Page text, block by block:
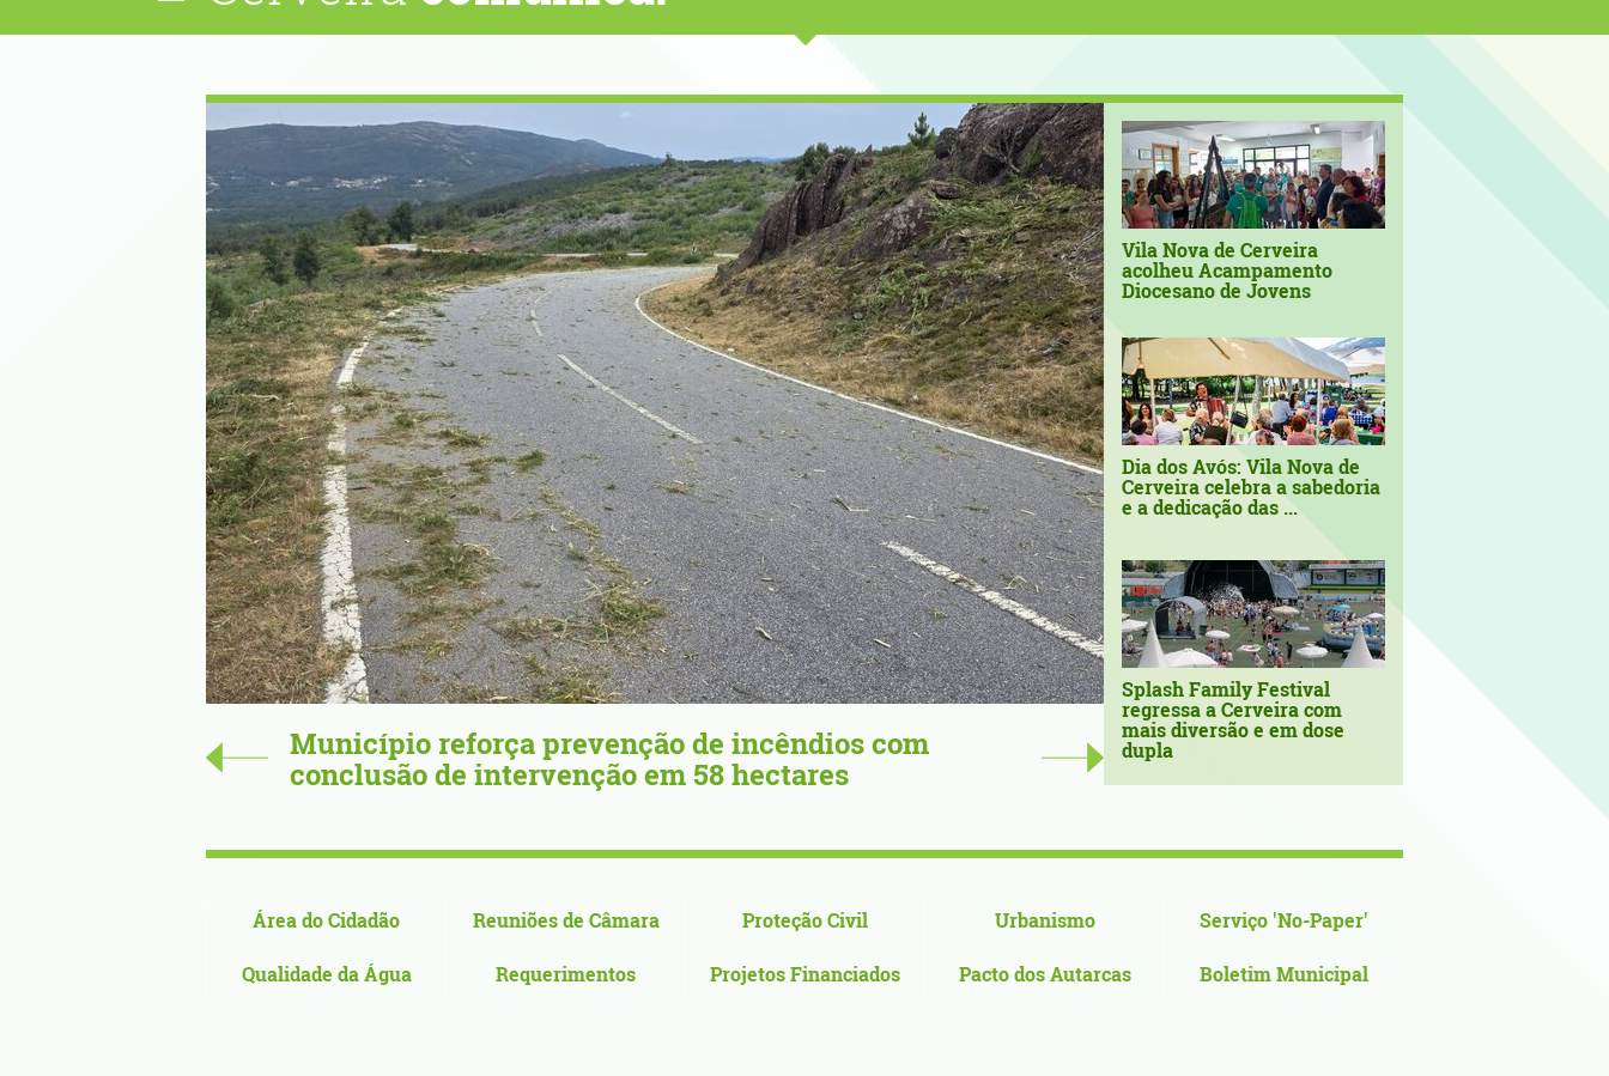
67,34 metros de orgulho: Flor Deniz Ruiz projeta Vila
Nova de Cerveira no ...
‘Sons no Terreiro’ continuam
verão em Vila Nova de
Vila Nova de Cerveira
acolheu Acampamento
Diocesano de Jovens
Dia dos Avós: Vila Nova de
Cerveira celebra a sabedoria
e a dedicação das ...
Splash Family Festival
regressa a Cerveira com
mais diversão e em dose
dupla
Área do Cidadão Reuniões de Câmara Proteção Civil Urbanismo Serviço 'No-Paper'
Qualidade da Água Requerimentos Projetos Financiados Pacto dos Autarcas Boletim Municipal